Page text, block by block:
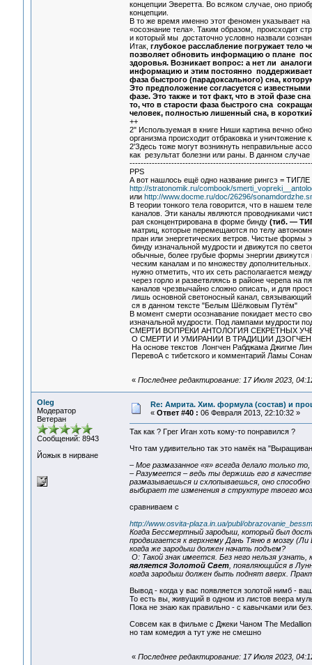
концепции Эверетта. Во всяком случае, оно
концепции.
В то же время именно этот феномен указывает
«осознание тела». Таким образом, происходит
и который мы достаточно условно назвали
Итак, глубокое расслабление погружает тело
позволяет обновить информацию о плане
здоровья. Возникает вопрос: а нет ли
информацию и этим постоянно
фаза быстрого (парадоксального) сна,
Это предположение согласуется с
фазе. Это также и тот факт, что в этой фазе
то, что в старости фаза быстрого сна
человек, полностью лишенный сна, в
++
2" Используемая в книге Ниши картина вечно
организма происходит отбраковка и
2'Здесь тоже могут возникнуть неправильные
как результат болезни или раны. В данном
PPS
А вот нашлось ещё одно название рингсэ = ТИГЛЕ
http://stratonomik.ru/combook/
или http://www.docme.ru/doc/26296/
В теории тонкого тела говорится, что в нашем
каналов. Эти каналы являются проводниками
рая сконцентрирована в форме бинду (тиб. —
матриц, которые перемещаются по телу
пран или энергетических ветров. Чистые формы
бинду изначальной мудрости и движутся по
обычные, более грубые формы энергии движутся
ческим каналам и по множеству
нужно отметить, что их сеть располагается
через горло и разветвляясь в районе черепа на
каналов чрезвычайно сложно описать, и для
лишь основной светоносный канал,
ся в данном тексте "Белым Шёлковым Путём"
В момент смерти осознавание покидает место
изначальной мудрости. Под лампами мудрости
СМЕРТИ ВОПРЕКИ АНТОЛОГИЯ СЕКРЕТНЫХ
О СМЕРТИ И УМИРАНИИ В ТРАДИЦИИ
На основе текстов Лонгчен Рабджама Джигме
ПеревоА с тибетского и комментарий Ламы
« Последнее редактирование: 17 Июля 2023,
Oleg
Модератор
Ветеран
Сообщений: 8943
Йожык в нирване
Re: Амрита. Хим. формула (состав) и
« Ответ #40 : 06 Февраля 2013, 22:10:32 »
Так как ? Гpeг Игaн хоть кому-то понравился ?
Что там удивительно так это намёк на
– Мое размазанное «я» всегда делало только то,
– Разумеется – ведь ты держишь его в
размазываешься и схлопываешься, оно
выбирает те изменения в структуре твоего
сравниваем с
http://www.osvita-plaza.in.ua/publ/
Когда Бессмертный зародыш, который был
продвигается к верхнему Дань Тяню в мозгу
когда же зародыш должен начать подъем?
О: Такой знак имеется. Без него нельзя
является Золотой Свет, появляющийся в
когда зародыш должен быть поднят вверх.
Вывод - когда у вас появляется золотой нимб -
То есть вы, живущий в одном из листов веера
Пока не знаю как правильно - с кавычками или
Совсем как в фильме с Джеки Чаном The
но там комедия а тут уже не смешно
« Последнее редактирование: 17 Июля 2023,